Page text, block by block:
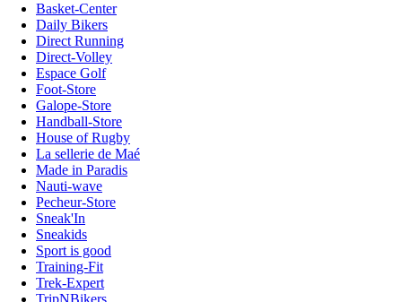
Basket-Center
Daily Bikers
Direct Running
Direct-Volley
Espace Golf
Foot-Store
Galope-Store
Handball-Store
House of Rugby
La sellerie de Maé
Made in Paradis
Nauti-wave
Pecheur-Store
Sneak'In
Sneakids
Sport is good
Training-Fit
Trek-Expert